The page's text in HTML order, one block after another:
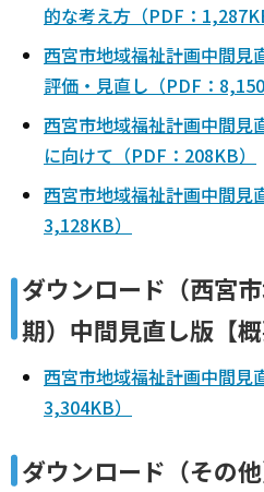
的な考え方（PDF：
西宮市地域福祉計画中間
評価・見直し（PDF：
西宮市地域福祉計画中間
に向けて（PDF：208KB）
西宮市地域福祉計画中間
3,128KB）
ダウンロード（西宮
期）中間見直し版【概
西宮市地域福祉計画中間
3,304KB）
ダウンロード（その他